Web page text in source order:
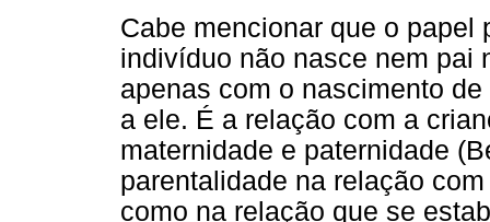
Cabe mencionar que o papel
indivíduo não nasce nem pai
apenas com o nascimento
a ele. É a relação com a
maternidade e paternidade
parentalidade na relação
como na relação que se